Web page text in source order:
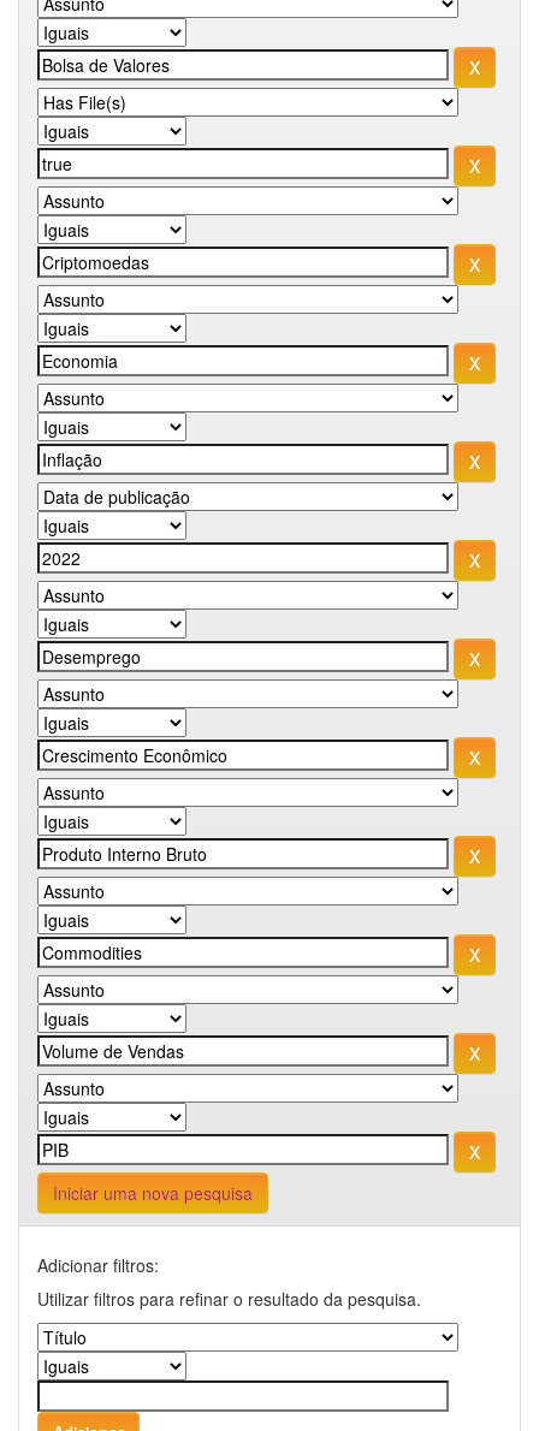
Iniciar uma nova pesquisa
Adicionar filtros:
Utilizar filtros para refinar o resultado da pesquisa.